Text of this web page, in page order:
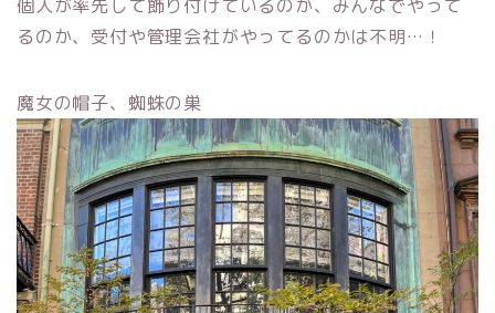
個人が率先して飾り付けているのか、みんなでやって
るのか、受付や管理会社がやってるのかは不明…！
魔女の帽子、蜘蛛の巣